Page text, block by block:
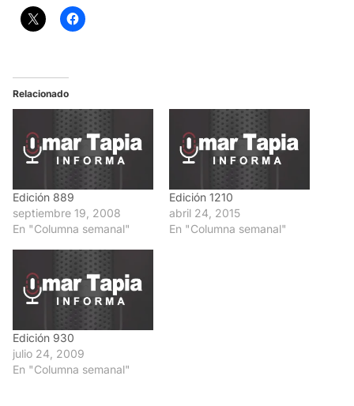
Relacionado
Edición 889
septiembre 19, 2008
En "Columna semanal"
Edición 1210
abril 24, 2015
En "Columna semanal"
Edición 930
julio 24, 2009
En "Columna semanal"